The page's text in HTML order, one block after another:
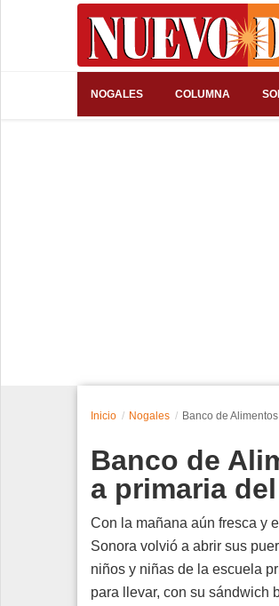
NOGALES COLUMNA
Edición Impresa
Inicio Nogales Banco de
Banco de
a primaria
Con la mañana aún fresca y
Sonora volvió a abrir sus
niños y niñas de la escuela
para llevar, con su sándwich